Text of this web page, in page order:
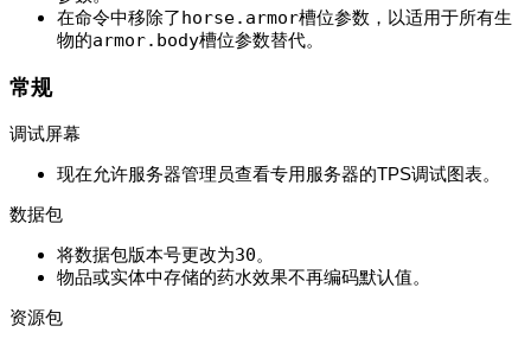
在命令中移除了 horse.armor槽位参数，以适用于所有生
物的armor.body槽位参数替代。
常规
调试屏幕
现在允许服务器管理员查看专用服务器的TPS调试图表。
数据包
将数据包版本号更改为30。
物品或实体中存储的药水效果不再编码默认值。
资源包